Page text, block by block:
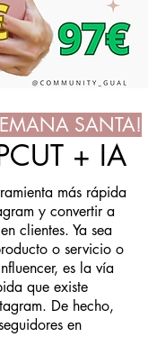
SANTA!
+ IA
más rápida
y convertir a
clientes. Ya sea
o servicio o
es la vía
que existe
De hecho,
en